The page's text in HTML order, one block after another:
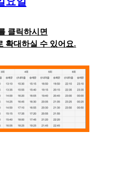
클릭하시면
확대하실 수 있어요.